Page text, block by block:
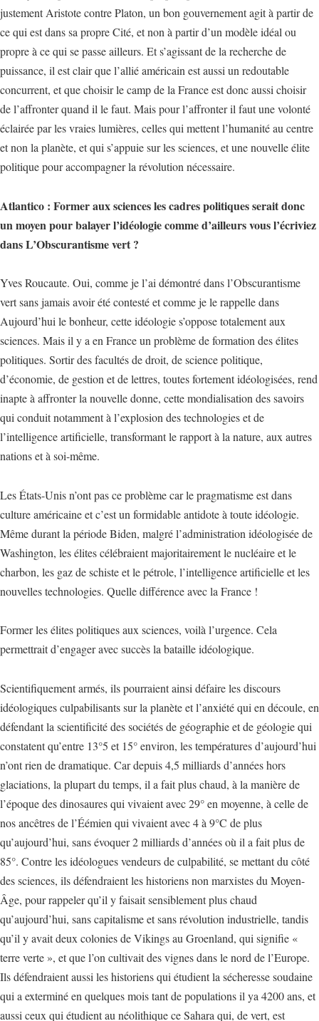
justement Aristote contre Platon, un bon gouvernement agit à partir de
ce qui est dans sa propre Cité, et non à partir d’un modèle idéal ou
propre à ce qui se passe ailleurs. Et s’agissant de la recherche de
puissance, il est clair que l’allié américain est aussi un redoutable
concurrent, et que choisir le camp de la France est donc aussi choisir
de l’affronter quand il le faut. Mais pour l’affronter il faut une volonté
éclairée par les vraies lumières, celles qui mettent l’humanité au centre
et non la planète, et qui s’appuie sur les sciences, et une nouvelle élite
politique pour accompagner la révolution nécessaire.
Atlantico : Former aux sciences les cadres politiques serait donc
un moyen pour balayer l’idéologie comme d’ailleurs vous l’écriviez
dans L’Obscurantisme vert ?
Yves Roucaute. Oui, comme je l’ai démontré dans l’Obscurantisme
vert sans jamais avoir été contesté et comme je le rappelle dans
Aujourd’hui le bonheur, cette idéologie s’oppose totalement aux
sciences. Mais il y a en France un problème de formation des élites
politiques. Sortir des facultés de droit, de science politique,
d’économie, de gestion et de lettres, toutes fortement idéologisées, rend
inapte à affronter la nouvelle donne, cette mondialisation des savoirs
qui conduit notamment à l’explosion des technologies et de
l’intelligence artificielle, transformant le rapport à la nature, aux autres
nations et à soi-même.
Les États-Unis n’ont pas ce problème car le pragmatisme est dans
culture américaine et c’est un formidable antidote à toute idéologie.
Même durant la période Biden, malgré l’administration idéologisée de
Washington, les élites célébraient majoritairement le nucléaire et le
charbon, les gaz de schiste et le pétrole, l’intelligence artificielle et les
nouvelles technologies. Quelle différence avec la France !
Former les élites politiques aux sciences, voilà l’urgence. Cela
permettrait d’engager avec succès la bataille idéologique.
Scientifiquement armés, ils pourraient ainsi défaire les discours
idéologiques culpabilisants sur la planète et l’anxiété qui en découle, en
défendant la scientificité des sociétés de géographie et de géologie qui
constatent qu’entre 13°5 et 15° environ, les températures d’aujourd’hui
n’ont rien de dramatique. Car depuis 4,5 milliards d’années hors
glaciations, la plupart du temps, il a fait plus chaud, à la manière de
l’époque des dinosaures qui vivaient avec 29° en moyenne, à celle de
nos ancêtres de l’Éémien qui vivaient avec 4 à 9°C de plus
qu’aujourd’hui, sans évoquer 2 milliards d’années où il a fait plus de
85°. Contre les idéologues vendeurs de culpabilité, se mettant du côté
des sciences, ils défendraient les historiens non marxistes du Moyen-
Âge, pour rappeler qu’il y faisait sensiblement plus chaud
qu’aujourd’hui, sans capitalisme et sans révolution industrielle, tandis
qu’il y avait deux colonies de Vikings au Groenland, qui signifie «
terre verte », et que l’on cultivait des vignes dans le nord de l’Europe.
Ils défendraient aussi les historiens qui étudient la sécheresse soudaine
qui a exterminé en quelques mois tant de populations il ya 4200 ans, et
aussi ceux qui étudient au néolithique ce Sahara qui, de vert, est